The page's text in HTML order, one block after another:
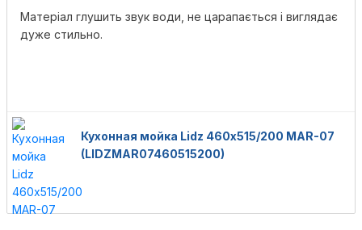
Матеріал глушить звук води, не царапається і виглядає
дуже стильно.
Кухонная мойка Lidz 460х515/200 MAR-07
(LIDZMAR07460515200)